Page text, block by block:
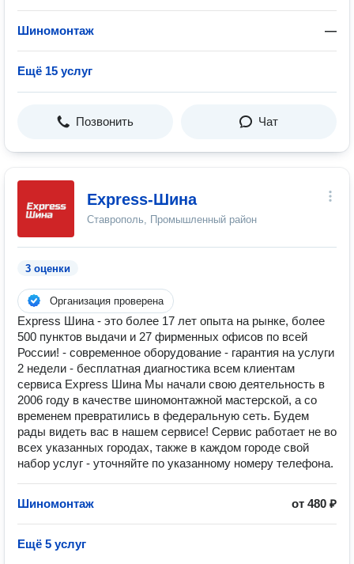
Шиномонтаж —
Ещё 15 услуг
Позвонить Чат
Express-Шина
Ставрополь, Промышленный район
3 оценки
Организация проверена
Express Шина - это более 17 лет опыта на рынке, более
500 пунктов выдачи и 27 фирменных офисов по всей
России! - современное оборудование - гарантия на услуги
2 недели - бесплатная диагностика всем клиентам
сервиса Express Шина Мы начали свою деятельность в
2006 году в качестве шиномонтажной мастерской, а со
временем превратились в федеральную сеть. Будем
рады видеть вас в нашем сервисе! Сервис работает не во
всех указанных городах, также в каждом городе свой
набор услуг - уточняйте по указанному номеру телефона.
Шиномонтаж от 480 ₽
Ещё 5 услуг